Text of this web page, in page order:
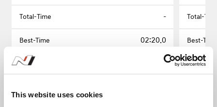
This website uses cookies
-
02:20.0
-